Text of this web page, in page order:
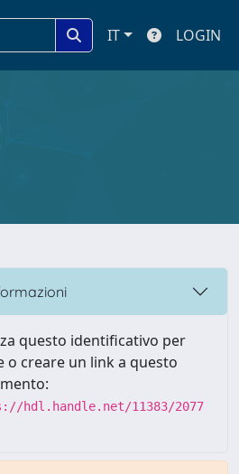
IT LOGIN
questo identificativo per
o creare un link a questo
hdl.handle.net/11383/2077